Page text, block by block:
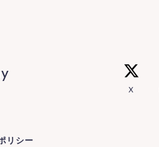
X
リシー